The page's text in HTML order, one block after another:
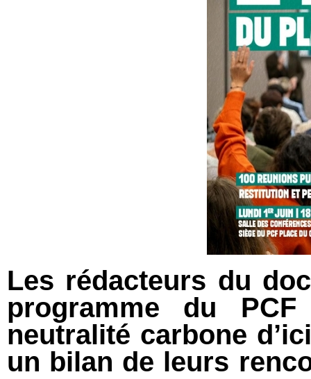
Les rédacteurs du
programme du PCF
neutralité carbone
un bilan de leurs